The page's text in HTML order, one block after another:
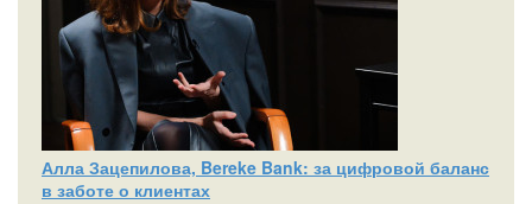
Алла Зацепилова, Bereke Bank: за цифровой баланс
в заботе о клиентах